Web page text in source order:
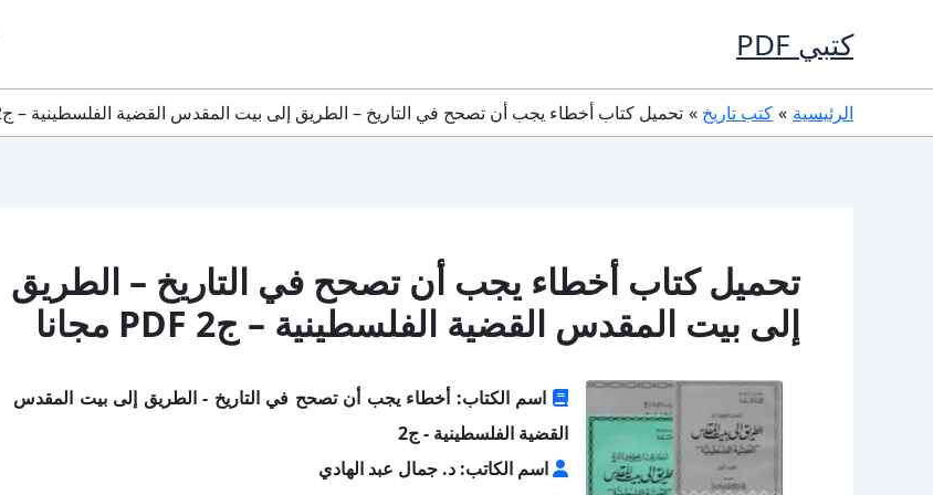
كتبي PDF
الرئيسية كتب تاريخ تحميل كتاب أخطاء يجب أن تصحح في التاريخ – الطريق إلى بيت المقدس القضية الفلسطينية – ج2 PDF مجانا
تحميل كتاب أخطاء يجب أن تصحح في التاريخ – الطريق
إلى بيت المقدس القضية الفلسطينية – ج2 PDF مجانا
اسم الكتاب: أخطاء يجب أن تصحح في التاريخ - الطريق إلى بيت المقدس
القضية الفلسطينية - ج2
اسم الكاتب: د. جمال عبد الهادي